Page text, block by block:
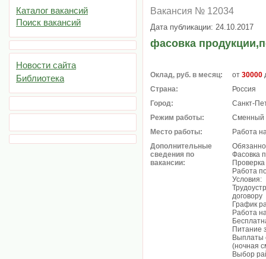
Каталог вакансий
Поиск вакансий
Новости сайта
Библиотека
Вакансия № 12034
Дата публикации: 24.10.2017
фасовка
Оклад, руб. в месяц: от 30000
Страна:
Россия
Город:
Санкт-
Режим работы:
Сменный
Место работы:
Работа
Дополнительные
сведения по
вакансии:
Фасовка
Работа
Условия:
договору
График
Работа
Питание
Выплаты
(ночная
Выбор